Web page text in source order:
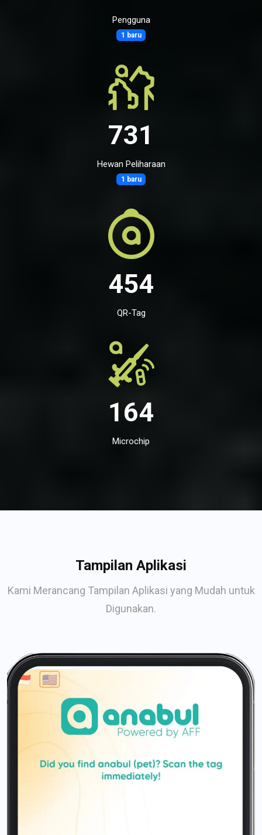
Pengguna
1 baru
731
Hewan Peliharaan
1 baru
454
QR-Tag
164
Microchip
Tampilan Aplikasi
Kami Merancang Tampilan Aplikasi yang Mudah untuk
Digunakan.